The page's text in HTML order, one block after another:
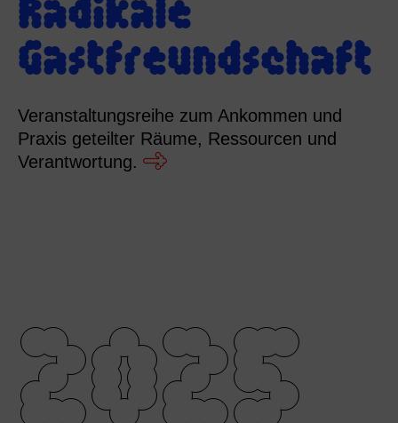
Radikale
Gastfreundschaft
Veranstaltungsreihe zum Ankommen und
Praxis geteilter Räume, Ressourcen und
Verantwortung.
2025